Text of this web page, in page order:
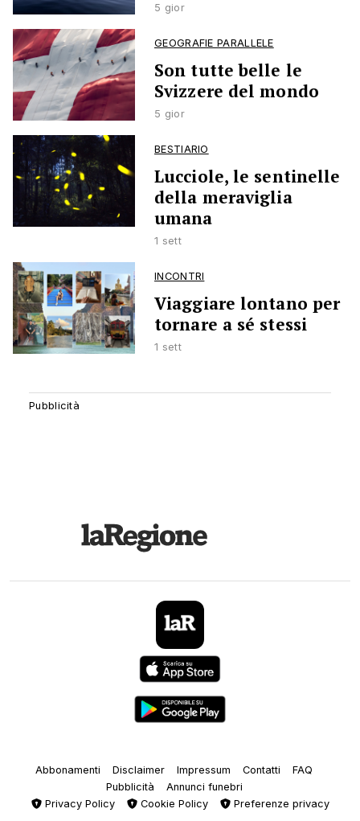
5 gior
GEOGRAFIE PARALLELE
Son tutte belle le
Svizzere del mondo
5 gior
BESTIARIO
Lucciole, le sentinelle
della meraviglia
umana
1 sett
INCONTRI
Viaggiare lontano per
tornare a sé stessi
1 sett
Abbonamenti Disclaimer Impressum Contatti
FAQ
Pubblicità
Annunci funebri
Privacy Policy
Cookie Policy Preferenze privacy